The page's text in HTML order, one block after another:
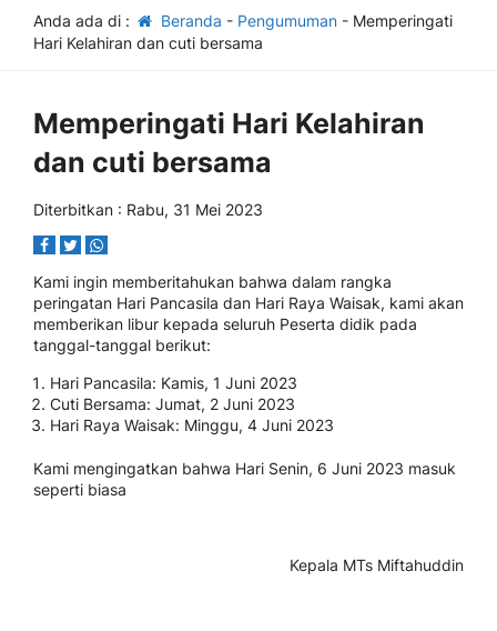
Anda ada di : Beranda - Pengumuman- Memperingati
Hari Kelahiran dan cuti bersama
Memperingati Hari Kelahiran
dan cuti bersama
Diterbitkan : Rabu, 31 Mei 2023
Kami ingin memberitahukan bahwa dalam rangka
peringatan Hari Pancasila dan Hari Raya Waisak, kami akan
memberikan libur kepada seluruh Peserta didik pada
tanggal-tanggal berikut:
Hari Pancasila: Kamis, 1 Juni 2023
Cuti Bersama: Jumat, 2 Juni 2023
Hari Raya Waisak: Minggu, 4 Juni 2023
Kami mengingatkan bahwa Hari Senin, 6 Juni 2023 masuk
seperti biasa
Kepala MTs Miftahuddin